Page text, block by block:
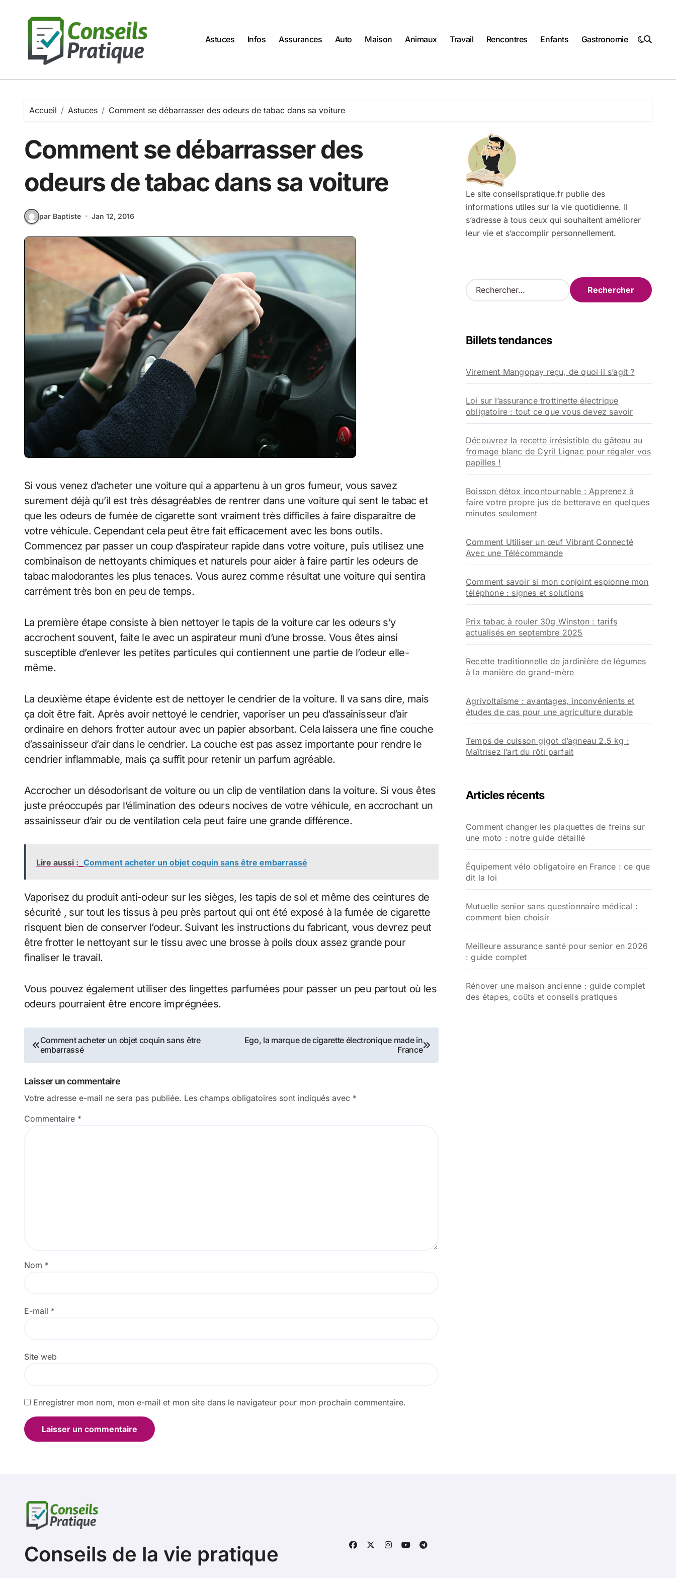
Astuces
Infos Assurances Auto Maison Animaux Travail Rencontres Enfants Gastronomie
Accueil Astuces Comment se débarrasser des odeurs de tabac dans sa voiture
Comment se débarrasser des
odeurs de tabac dans sa voiture
par Baptiste Jan 12, 2016
Si vous venez d’acheter une voiture qui a appartenu à un gros fumeur, vous savez
surement déjà qu’il est très désagréables de rentrer dans une voiture qui sent le tabac et
que les odeurs de fumée de cigarette sont vraiment très difficiles à faire disparaitre de
votre véhicule. Cependant cela peut être fait efficacement avec les bons outils.
Commencez par passer un coup d’aspirateur rapide dans votre voiture, puis utilisez une
combinaison de nettoyants chimiques et naturels pour aider à faire partir les odeurs de
tabac malodorantes les plus tenaces. Vous aurez comme résultat une voiture qui sentira
carrément très bon en peu de temps.
La première étape consiste à bien nettoyer le tapis de la voiture car les odeurs s’y
accrochent souvent, faite le avec un aspirateur muni d’une brosse. Vous êtes ainsi
susceptible d’enlever les petites particules qui contiennent une partie de l’odeur elle-
même.
La deuxième étape évidente est de nettoyer le cendrier de la voiture. Il va sans dire, mais
ça doit être fait. Après avoir nettoyé le cendrier, vaporiser un peu d’assainisseur d’air
ordinaire en dehors frotter autour avec un papier absorbant. Cela laissera une fine couche
d’assainisseur d’air dans le cendrier. La couche est pas assez importante pour rendre le
cendrier inflammable, mais ça suffit pour retenir un parfum agréable.
Accrocher un désodorisant de voiture ou un clip de ventilation dans la voiture. Si vous êtes
juste préoccupés par l’élimination des odeurs nocives de votre véhicule, en accrochant un
assainisseur d’air ou de ventilation cela peut faire une grande différence.
Lire aussi : Comment acheter un objet coquin sans être embarrassé
Vaporisez du produit anti-odeur sur les sièges, les tapis de sol et même des ceintures de
sécurité , sur tout les tissus à peu près partout qui ont été exposé à la fumée de cigarette
risquent bien de conserver l’odeur. Suivant les instructions du fabricant, vous devrez peut
être frotter le nettoyant sur le tissu avec une brosse à poils doux assez grande pour
finaliser le travail.
Vous pouvez également utiliser des lingettes parfumées pour passer un peu partout où les
odeurs pourraient être encore imprégnées.
Navigation
de
l’article
Comment acheter un objet coquin sans être
embarrassé
Ego, la marque de cigarette électronique made in
France
Laisser un commentaire
Votre adresse e-mail ne sera pas publiée. Les champs obligatoires sont indiqués avec *
Commentaire *
Nom *
E-mail *
Site web
Enregistrer mon nom, mon e-mail et mon site dans le navigateur pour mon prochain commentaire.
Le site conseilspratique.fr publie des
informations utiles sur la vie quotidienne. Il
s’adresse à tous ceux qui souhaitent améliorer
leur vie et s’accomplir personnellement.
R
e
r
e
r
:
Billets tendances
Virement Mangopay reçu, de quoi il s’agit ?
Loi sur l’assurance trottinette électrique
obligatoire : tout ce que vous devez savoir
Découvrez la recette irrésistible du gâteau au
fromage blanc de Cyril Lignac pour régaler vos
papilles !
Boisson détox incontournable : Apprenez à
faire votre propre jus de betterave en quelques
minutes seulement
Comment Utiliser un œuf Vibrant Connecté
Avec une Télécommande
Comment savoir si mon conjoint espionne mon
téléphone : signes et solutions
Prix tabac à rouler 30g Winston : tarifs
actualisés en septembre 2025
Recette traditionnelle de jardinière de légumes
à la manière de grand-mère
Agrivoltaïsme : avantages, inconvénients et
études de cas pour une agriculture durable
Temps de cuisson gigot d’agneau 2.5 kg :
Maîtrisez l’art du rôti parfait
Articles récents
Comment changer les plaquettes de freins sur
une moto : notre guide détaillé
Équipement vélo obligatoire en France : ce que
dit la loi
Mutuelle senior sans questionnaire médical :
comment bien choisir
Meilleure assurance santé pour senior en 2026
: guide complet
Rénover une maison ancienne : guide complet
des étapes, coûts et conseils pratiques
Conseils de la vie pratique